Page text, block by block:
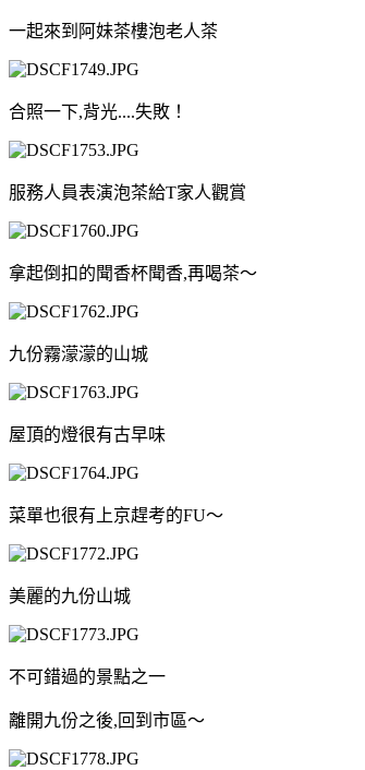
一起來到阿妹茶樓泡老人茶
合照一下,背光....失敗！
服務人員表演泡茶給T家人觀賞
拿起倒扣的聞香杯聞香,再喝茶～
九份霧濛濛的山城
屋頂的燈很有古早味
菜單也很有上京趕考的FU～
美麗的九份山城
不可錯過的景點之一
離開九份之後,回到市區～